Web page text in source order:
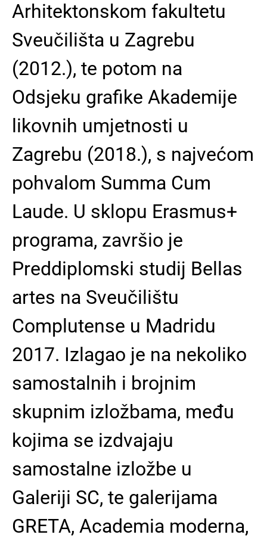
Arhitektonskom fakultetu
Sveučilišta u Zagrebu
(2012.), te potom na
Odsjeku grafike Akademije
likovnih umjetnosti u
Zagrebu (2018.), s najvećom
pohvalom Summa Cum
Laude. U sklopu Erasmus+
programa, završio je
Preddiplomski studij Bellas
artes na Sveučilištu
Complutense u Madridu
2017. Izlagao je na nekoliko
samostalnih i brojnim
skupnim izložbama, među
kojima se izdvajaju
samostalne izložbe u
Galeriji SC, te galerijama
GRETA, Academia moderna,